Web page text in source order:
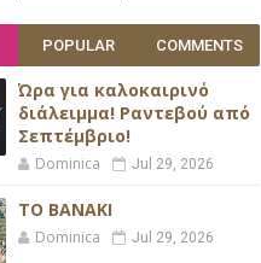
POPULAR COMMENTS
Ώρα για καλοκαιρινό
διάλειμμα! Ραντεβού από
Σεπτέμβριο!
Dominica Jul 29, 2026
ΤΟ ΒΑΝΑΚΙ
Dominica Jul 29, 2026